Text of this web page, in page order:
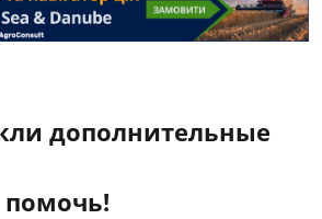
дополнительные